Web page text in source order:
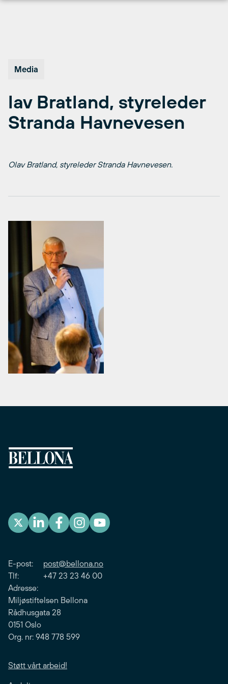
Media
lav Bratland, styreleder
Stranda Havnevesen
Olav Bratland, styreleder Stranda Havnevesen.
E-post: post@bellona.no
Tlf: +47 23 23 46 00
Adresse:
Miljøstiftelsen Bellona
Rådhusgata 28
0151 Oslo
Org. nr: 948 778 599
Støtt vårt arbeid!